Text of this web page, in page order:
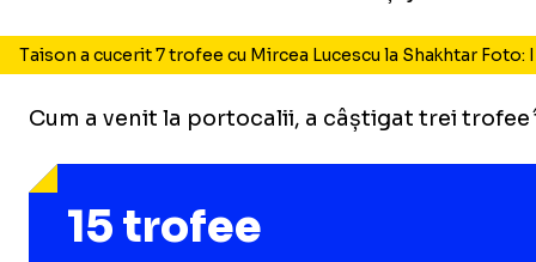
Taison a cucerit 7 trofee cu Mircea Lucescu la Shakhtar Foto:
Cum a venit la portocalii, a câștigat trei
15 trofee